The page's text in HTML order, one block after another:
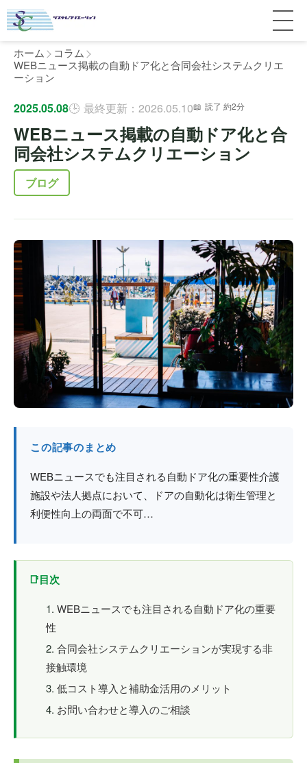
サービス紹介
料金
補助金
個人宅
マンション
ホテル
工場・倉庫
防火戸
全国対応について
千葉
埼玉
茨城
栃木
関西エリア
施工事例
お客様の声
完全ガイド
製品比較
用語集
コラム
最新情報
個人のお客様へ
法人のお客様へ
ホーム
コラム
WEBニュース掲載の自動ドア化と合同会社システムクリエ
ーション
2025.05.08 最終更新：2026.05.10 読了 約2分
WEBニュース掲載の自動ドア化と合
同会社システムクリエーション
ブログ
この記事のまとめ
WEBニュースでも注目される自動ドア化の重要性介護
施設や法人拠点において、ドアの自動化は衛生管理と
利便性向上の両面で不可…
目次
WEBニュースでも注目される自動ドア化の重要
性
合同会社システムクリエーションが実現する非
接触環境
低コスト導入と補助金活用のメリット
お問い合わせと導入のご相談